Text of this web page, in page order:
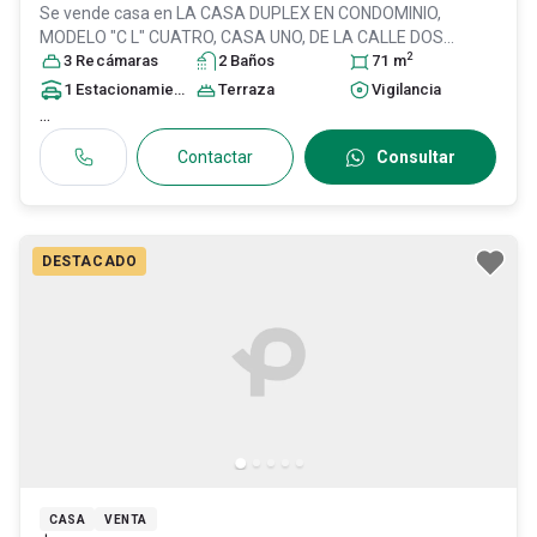
Se vende casa en
LA CASA DUPLEX EN CONDOMINIO,
MODELO "C L" CUATRO, CASA UNO, DE LA CALLE DOS
NUMERO SIETE, Y TERRENO, Col. Lomas de Cartagena,
Tultitlán, México, México, C.P. 54958 30987417
3 Recámaras 2 Baños 71 m2
1 Estacionamiento Terraza Vigilancia
...
Contactar Consultar
DESTACADO
CASA VENTA